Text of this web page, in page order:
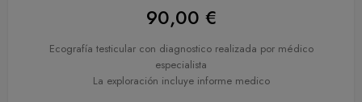
90,00 €
Ecografía testicular con diagnostico realizada por médico
especialista
La exploración incluye informe medico